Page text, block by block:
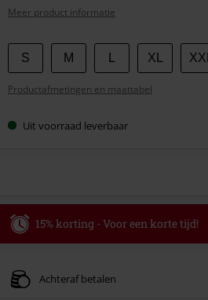
Meer product informatie
Kies
je
maat
S M XL XXL
Productafmetingen en maattabel
Uit voorraad leverbaar
15% korting - Voor een korte tijd!
Geldig t/m 09-08-2026
Achteraf betalen